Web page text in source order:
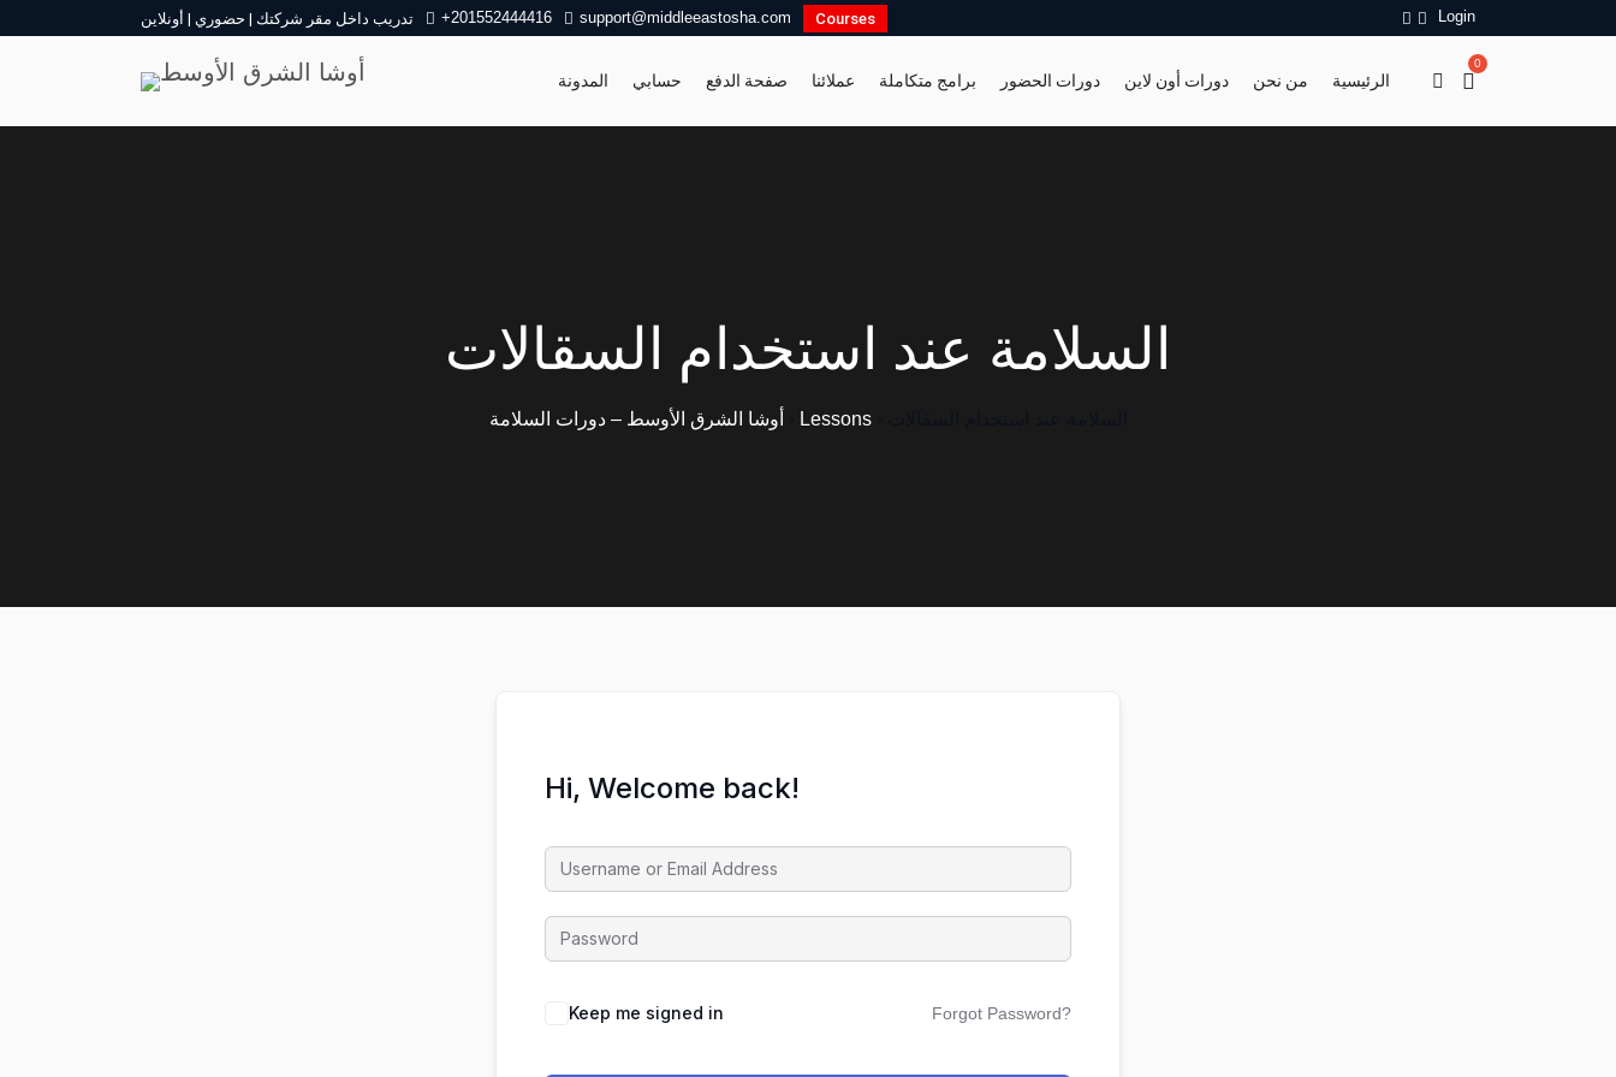
تدريب داخل مقر شركتك | حضوري | أونلاين +201552444416 support@middleeastosha.com Courses Login
الرئيسية من نحن دورات أون لاين دورات الحضور برامج متكاملة عملائنا صفحة الدفع حسابي المدونة
0
السلامة عند استخدام السقالات
أوشا الشرق الأوسط – دورات السلامة Lessons›
Hi, Welcome back!
Keep me signed in Forgot Password?